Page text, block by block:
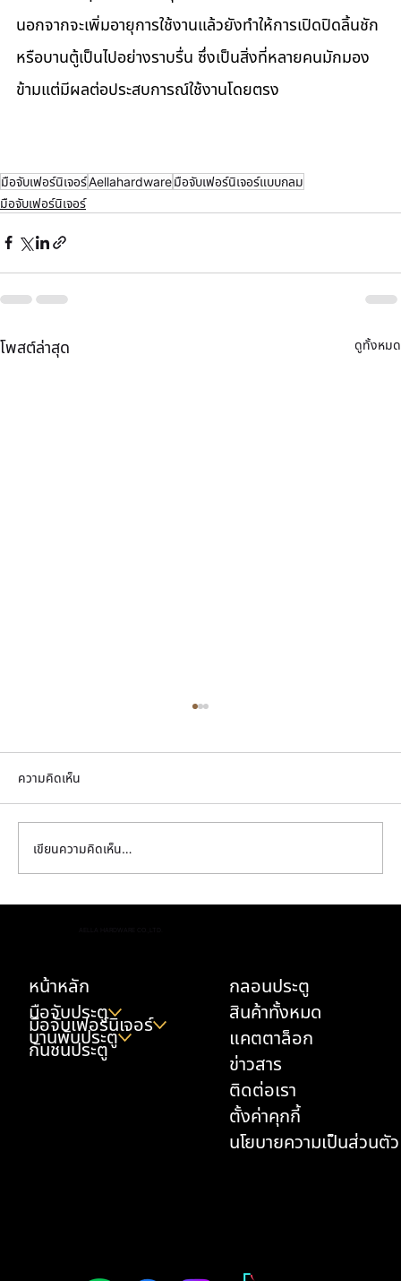
นอกจากจะเพิ่มอายุการใช้งานแล้วยังทำให้การเปิดปิดลิ้นชัก
หรือบานตู้เป็นไปอย่างราบรื่น ซึ่งเป็นสิ่งที่หลายคนมักมอง
ข้ามแต่มีผลต่อประสบการณ์ใช้งานโดยตรง
มือจับเฟอร์นิเจอร์Aellahardwareมือจับเฟอร์นิเจอร์แบบกลม
มือจับเฟอร์นิเจอร์
โพสต์ล่าสุด ดูทั้งหมด
ความคิดเห็น
เขียนความคิดเห็น…
หน้าหลัก
มือจับประตู
มือจับเฟอร์นิเจอร์
บานพับประตู
กันชนประตู
กลอนประตู
สินค้าทั้งหมด
แคตตาล็อก
ข่าวสาร
ติดต่อเรา
ตั้งค่าคุกกี้
นโยบายความเป็นส่วนตัว